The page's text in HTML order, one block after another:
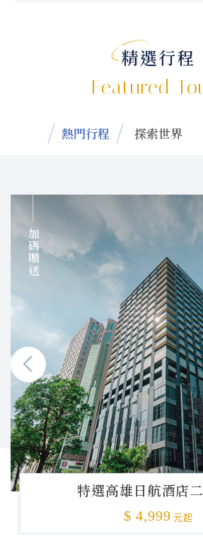
精選行程
Featured
熱門行程 探索世界
加碼贈送
特選高雄日航酒店
$ 4,999 元起